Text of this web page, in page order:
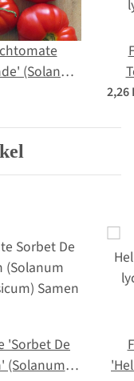
(Solanum
Samen
2,26
'Sorbet De
(Solanum